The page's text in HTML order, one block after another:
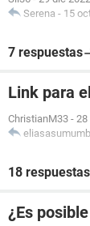
Serena - 15
7 respuestas
Link para
ChristianM33 - 28
18 respuestas
¿Es